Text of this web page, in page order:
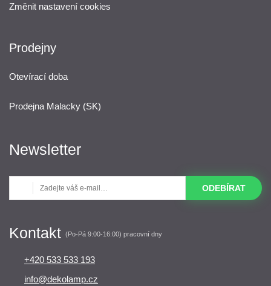
Změnit nastavení cookies
Prodejny
Otevírací doba
Prodejna Malacky (SK)
Newsletter
ODEBÍRAT
Kontakt (Po-Pá 9:00-16:00) pracovní dny
+420 533 533 193
info@dekolamp.cz